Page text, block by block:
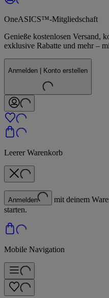
OneASICS™-Mitgliedschaft
Genieße kostenlosen Versand,
exklusive Rabatte und mehr –
Anmelden | Konto erstellen
Leerer Warenkorb
Anmelden
mit deinem
starten.
Mobile Navigation